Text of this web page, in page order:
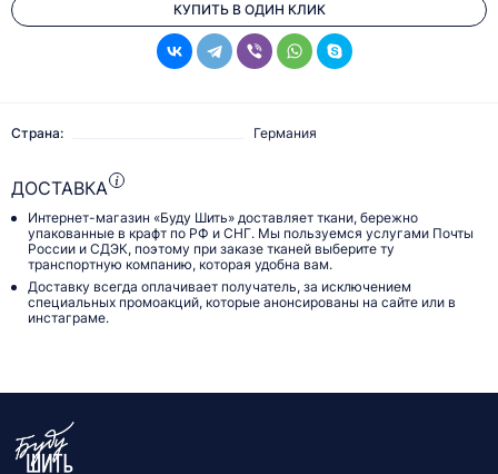
КУПИТЬ В ОДИН КЛИК
Страна: Германия
ДОСТАВКА
Интернет-магазин «Буду Шить» доставляет ткани, бережно
упакованные в крафт по РФ и СНГ. Мы пользуемся услугами Почты
России и СДЭК, поэтому при заказе тканей выберите ту
транспортную компанию, которая удобна вам.
Доставку всегда оплачивает получатель, за исключением
специальных промоакций, которые анонсированы на сайте или в
инстаграме.